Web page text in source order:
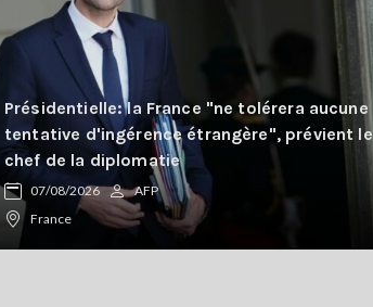
Présidentielle: la France "ne tolérera aucune
tentative d'ingérence étrangère", prévient le
chef de la diplomatie
07/08/2026
AFP
France